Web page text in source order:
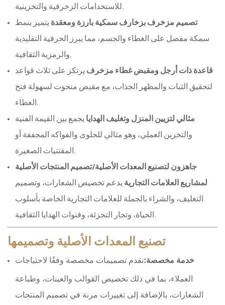
للاستخدامات الزخرفية والتخزينية.
تصميم مزخرف بزخارف سمكية بارزة ومعقدة يتميز بنمط
سمكة مفصل على الغطاء والجسم، مما يبرز الحرفية التقليدية
والرمزية الثقافية.
قاعدة ذات أرجل ومقبض غطاء مزخرف يرتكز على ثلاث قواعد
لتحقيق الثبات والمظهر الجذاب، مع مقبض منحوت لسهولة فتح
الغطاء.
مثالي لتزيين المنزل وتغليف الهدايا يجمع بين القيمة الفنية
والتخزين العملي، وهو مثالي للحلوى والفواكه المجففة أو
المقتنيات الصغيرة.
جاهزون لتصنيع المعدات الأصلية/تصميم المنتجات الأصلية
لمشاريع العلامات التجارية يدعم تخصيص الشعارات، وتصميم
التغليف، والشراء بالجملة للعلامات التجارية الخاصة بأسلوب
الحياة، وتجار التجزئة، وقنوات الهدايا الثقافية.
تصنيع المعدات الأصلية وتصميمها
خدمة مخصصة:نقدم تصميمات مخصصة وفقًا لاحتياجات
العملاء، بما في ذلك تخصيص القوالب والعينات، وطباعة
الشعارات، بالإضافة إلى تغييرات مرنة في تصميم المنتجات